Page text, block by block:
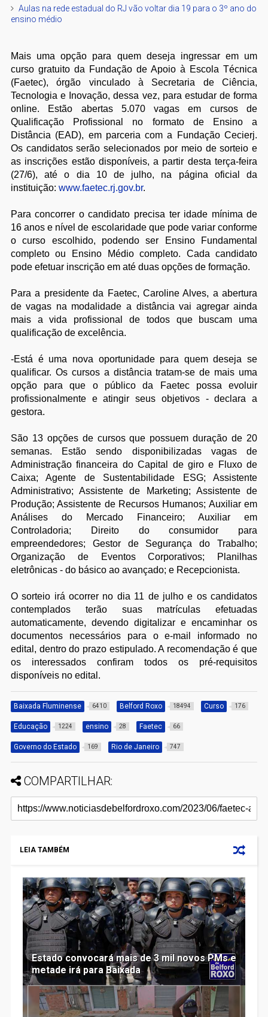
Aulas na rede estadual do RJ vão voltar dia 19 para o 3º ano do
ensino médio
Mais uma opção para quem deseja ingressar em um
curso gratuito da Fundação de Apoio à Escola Técnica
(Faetec), órgão vinculado à Secretaria de Ciência,
Tecnologia e Inovação, dessa vez, para estudar de forma
online. Estão abertas 5.070 vagas em cursos de
Qualificação Profissional no formato de Ensino a
Distância (EAD), em parceria com a Fundação Cecierj.
Os candidatos serão selecionados por meio de sorteio e
as inscrições estão disponíveis, a partir desta terça-feira
(27/6), até o dia 10 de julho, na página oficial da
instituição: www.faetec.rj.gov.br.
Para concorrer o candidato precisa ter idade mínima de
16 anos e nível de escolaridade que pode variar conforme
o curso escolhido, podendo ser Ensino Fundamental
completo ou Ensino Médio completo. Cada candidato
pode efetuar inscrição em até duas opções de formação.
Para a presidente da Faetec, Caroline Alves, a abertura
de vagas na modalidade a distância vai agregar ainda
mais a vida profissional de todos que buscam uma
qualificação de excelência.
-Está é uma nova oportunidade para quem deseja se
qualificar. Os cursos a distância tratam-se de mais uma
opção para que o público da Faetec possa evoluir
profissionalmente e atingir seus objetivos - declara a
gestora.
São 13 opções de cursos que possuem duração de 20
semanas. Estão sendo disponibilizadas vagas de
Administração financeira do Capital de giro e Fluxo de
Caixa; Agente de Sustentabilidade ESG; Assistente
Administrativo; Assistente de Marketing; Assistente de
Produção; Assistente de Recursos Humanos; Auxiliar em
Análises do Mercado Financeiro; Auxiliar em
Controladoria; Direito do consumidor para
empreendedores; Gestor de Segurança do Trabalho;
Organização de Eventos Corporativos; Planilhas
eletrônicas - do básico ao avançado; e Recepcionista.
O sorteio irá ocorrer no dia 11 de julho e os candidatos
contemplados terão suas matrículas efetuadas
automaticamente, devendo digitalizar e encaminhar os
documentos necessários para o e-mail informado no
edital, dentro do prazo estipulado. A recomendação é que
os interessados confiram todos os pré-requisitos
disponíveis no edital.
Baixada Fluminense 6410 Belford Roxo 18494 Curso 176
Educação 1224 ensino 28 Faetec 66
Governo do Estado 169 Rio de Janeiro 747
COMPARTILHAR:
LEIA TAMBÉM
Estado convocará mais de 3 mil novos PMs e
metade irá para Baixada